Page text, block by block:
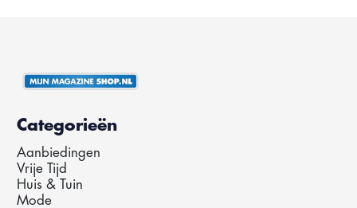
Categorieën
Aanbiedingen
Vrije Tijd
Huis & Tuin
Mode